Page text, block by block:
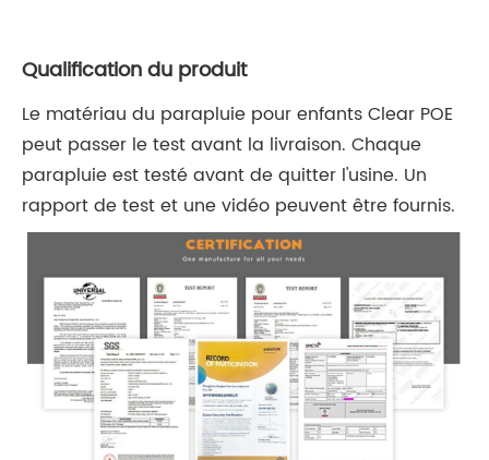
Qualification du produit
Le matériau du parapluie pour enfants Clear POE
peut passer le test avant la livraison. Chaque
parapluie est testé avant de quitter l'usine. Un
rapport de test et une vidéo peuvent être fournis.